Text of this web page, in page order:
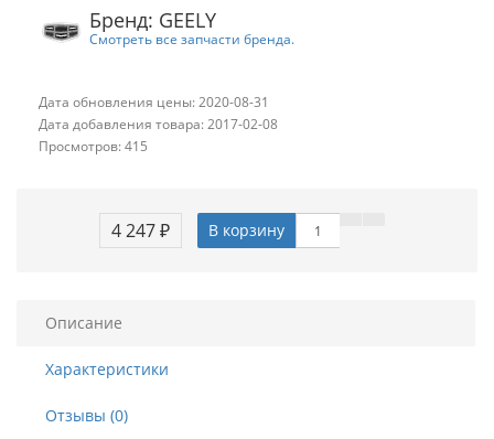
Бренд: GEELY
Смотреть все запчасти бренда.
Дата обновления цены: 2020-08-31
Дата добавления товара: 2017-02-08
Просмотров: 415
4 247 ₽ В корзину
Описание
Характеристики
Отзывы (0)